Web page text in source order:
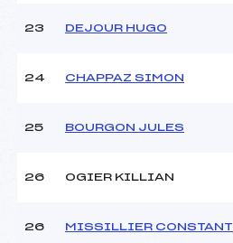
23 DEJOUR HUGO
24 CHAPPAZ SIMON
25 BOURGON JULES
26 OGIER KILLIAN
26 MISSILLIER CONSTANT